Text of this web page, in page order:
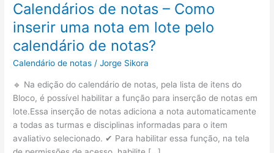
Calendários de notas – Como
inserir uma nota em lote pelo
calendário de notas?
Calendário de notas /Jorge Sikora
🔹 Na edição do calendário de notas, pela lista de itens do
Bloco, é possível habilitar a função para inserção de notas em
lote.Essa inserção de notas adiciona a nota automaticamente
a todas as turmas e disciplinas informadas para o item
avaliativo selecionado. ✔ Para habilitar essa função, na tela